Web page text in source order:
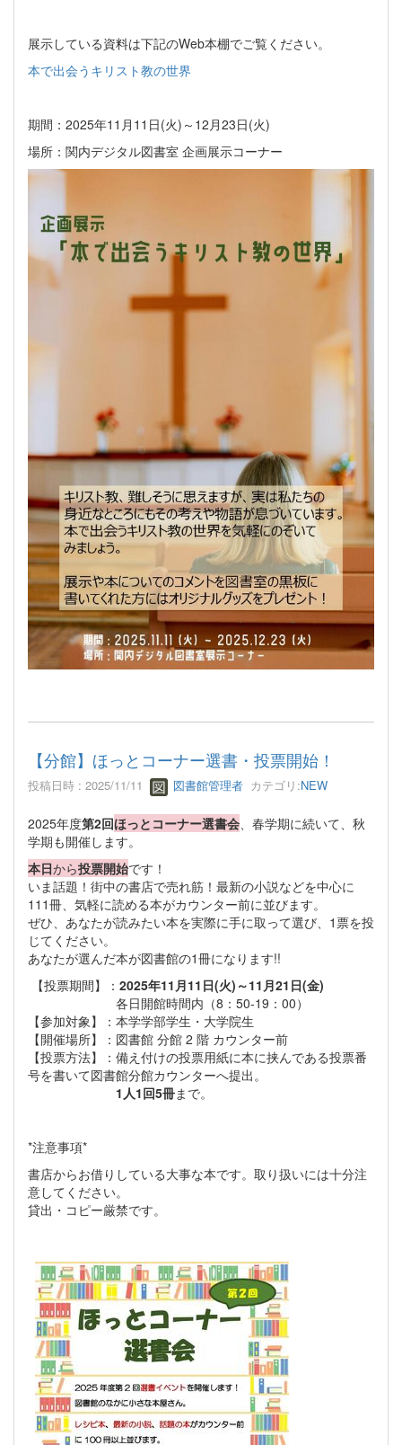
展示している資料は下記のWeb本棚でご覧ください。
本で出会うキリスト教の世界
期間：2025年11月11日(火)～12月23日(火)
場所：関内デジタル図書室 企画展示コーナー
【分館】ほっとコーナー選書・投票開始！
投稿日時 : 2025/11/11 図書館管理者 カテゴリ:NEW
2025年度第2回ほっとコーナー選書会、春学期に続いて、秋
学期も開催します。
本日から投票開始です！
いま話題！街中の書店で売れ筋！最新の小説などを中心に
111冊、気軽に読める本がカウンター前に並びます。
ぜひ、あなたが読みたい本を実際に手に取って選び、1票を投
じてください。
あなたが選んだ本が図書館の1冊になります!!
【投票期間】： 2025年11月11日(火)～11月21日(金)
各日開館時間内（8：50-19：00）
【参加対象】：本学学部学生・大学院生
【開催場所】：図書館 分館 2 階 カウンター前
【投票方法】：備え付けの投票用紙に本に挟んである投票番
号を書いて図書館分館カウンターへ提出。
1人1回5冊まで。
*注意事項*
書店からお借りしている大事な本です。取り扱いには十分注
意してください。
貸出・コピー厳禁です。